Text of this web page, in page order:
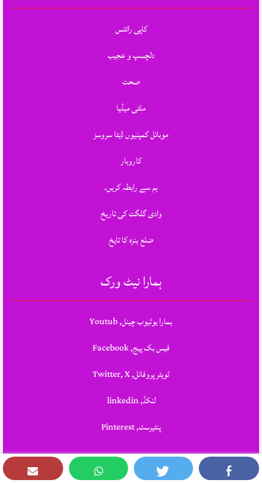
کاپی رائٹس
دلچسپ و عجیب
صحت
ملٹی میڈیا
موبائل کمپنیوں ڈیٹا سروسز
کاروبار
ہم سے رابطہ کریں.
وادی گلگت کی تاریخ
ضلع ہنزہ کا تایخ
ہمارا نیٹ ورک
ہمارا یوٹیوب چینل, Youtub
فیس بک پیج, Facebook
ٹویٹر پروفائل, Twitter, X
لنکڈ, linkedin
پنٹیرسٹ, Pinterest
Theme Designed & Developed BySTYLOTHEMES